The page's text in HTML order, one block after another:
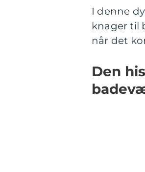
I denne
knager til
når det
Den